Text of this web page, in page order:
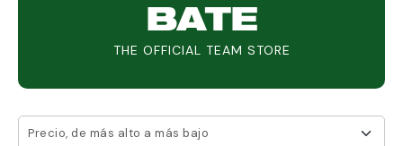
BATE
THE OFFICIAL TEAM STORE
Precio, de más alto a más bajo